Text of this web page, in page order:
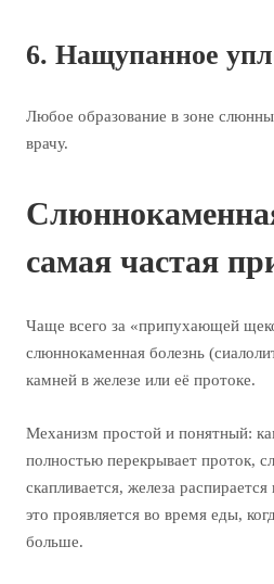
6. Нащупанное
Любое образование в зоне
врачу.
самая частая
Чаще всего за «припухающей
слюннокаменная болезнь
камней в железе или её протоке.
Механизм простой и понятный:
полностью перекрывает проток,
скапливается, железа
это проявляется во время еды,
больше.